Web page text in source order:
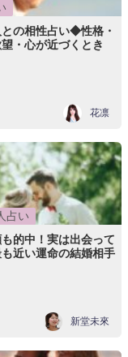
の相性占い◆性格・
・心が近づくとき
花凛
占い
的中！実は出会って
近い運命の結婚相手
新堂未來